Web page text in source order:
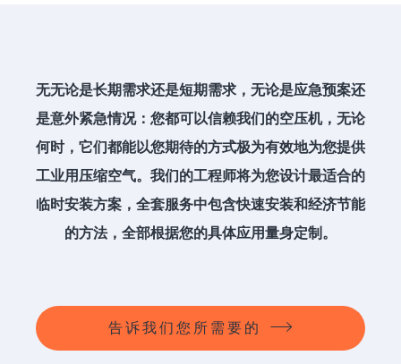
无无论是长期需求还是短期需求，无论是应急预案还
是意外紧急情况：您都可以信赖我们的空压机，无论
何时，它们都能以您期待的方式极为有效地为您提供
工业用压缩空气。我们的工程师将为您设计最适合的
临时安装方案，全套服务中包含快速安装和经济节能
的方法，全部根据您的具体应用量身定制。
告诉我们您所需要的